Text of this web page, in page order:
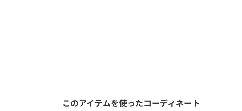
このアイテムを使ったコーディネート